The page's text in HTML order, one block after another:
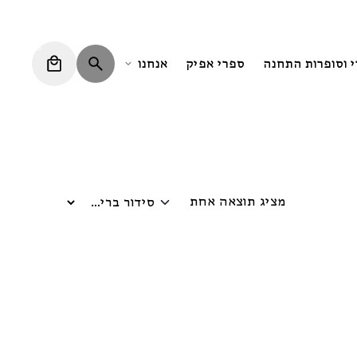
וסופרות התחנה ספרי אפיק אנחנו
מציג תוצאה אחת